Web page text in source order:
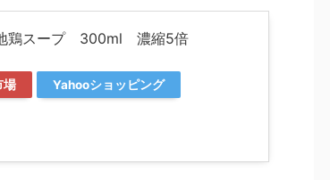
鶏スープ 300ml 濃縮5倍
場 Yahooショッピング